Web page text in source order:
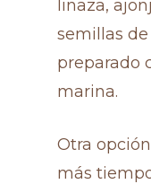
linaza,
semillas
preparado
marina.
Otra
más